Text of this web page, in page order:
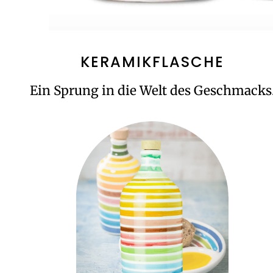
KERAMIKFLASCHE
Ein Sprung in die Welt des